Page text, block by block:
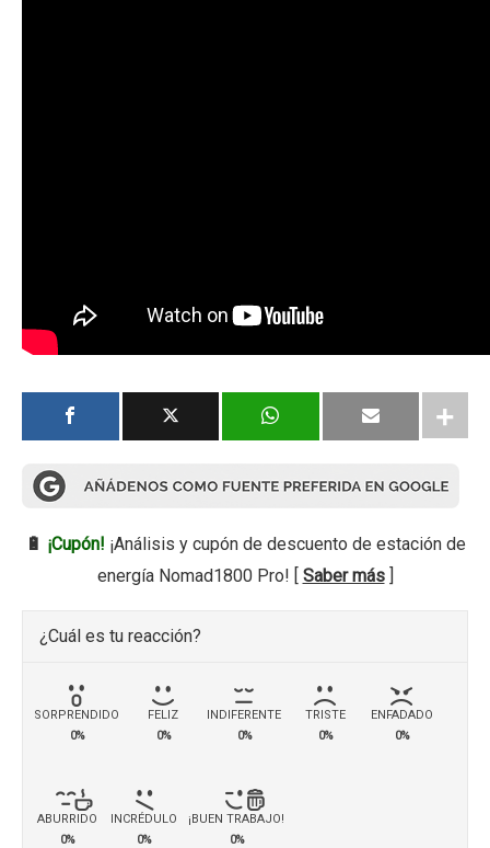
🔋 ¡Cupón! ¡Análisis y cupón de descuento de estación de
energía Nomad1800 Pro! [ Saber más]
¿Cuál es tu reacción?
SORPRENDIDO
0%
FELIZ
0%
INDIFERENTE
0%
TRISTE
0%
ENFADADO
0%
ABURRIDO
0%
INCRÉDULO
0%
¡BUEN TRABAJO!
0%